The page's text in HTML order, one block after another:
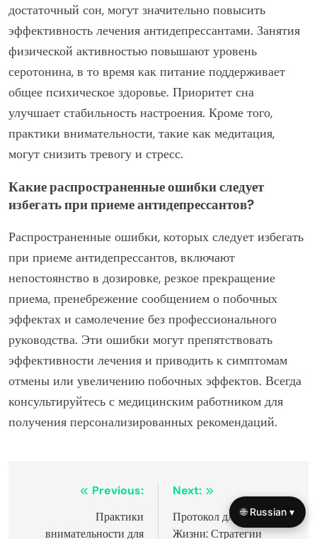
достаточный сон, могут значительно повысить
эффективность лечения антидепрессантами. Занятия
физической активностью повышают уровень
серотонина, в то время как питание поддерживает
общее психическое здоровье. Приоритет сна
улучшает стабильность настроения. Кроме того,
практики внимательности, такие как медитация,
могут снизить тревогу и стресс.
Какие распространенные ошибки следует
избегать при приеме антидепрессантов?
Распространенные ошибки, которых следует избегать
при приеме антидепрессантов, включают
непостоянство в дозировке, резкое прекращение
приема, пренебрежение сообщением о побочных
эффектах и самолечение без профессионального
руководства. Эти ошибки могут препятствовать
эффективности лечения и приводить к симптомам
отмены или увеличению побочных эффектов. Всегда
консультируйтесь с медицинским работником для
получения персонализированных рекомендаций.
navigation
Previous:
Практики
внимательности для
Next:
Протокол для Баланса
Жизни: Стратегии
🌐 Russian ▾